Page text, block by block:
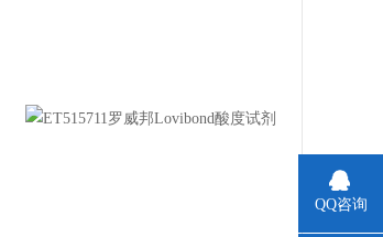
QQ咨询